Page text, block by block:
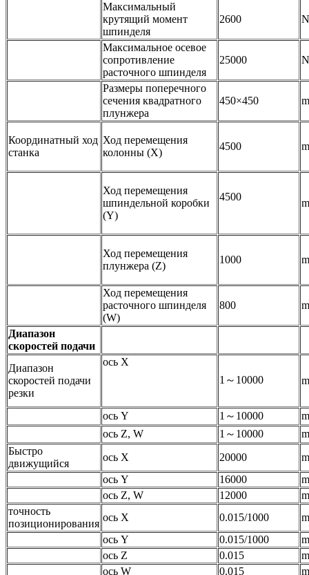
Максимальный
крутящий момент
шпинделя
2600
Максимальное осевое
сопротивление
расточного шпинделя
25000 N
Размеры поперечного
сечения квадратного
плунжера
450×450
Координатный ход
станка
Ход перемещения
колонны (X)
4500
Ход перемещения
шпиндельной коробки
(Y)
4500
Ход перемещения
плунжера (Z)
1000
Ход перемещения
расточного шпинделя
(W)
800
Диапазон
скоростей подачи
Диапазон
скоростей подачи
резки
ось X
1～10000
ось Y 1～10000
ось Z, W
1～10000
Быстро
движущийся
ось X 20000
ось Y
16000
ось Z, W
12000
точность
позиционирования
ось X 0.015/1000
ось Y
0.015/1000
ось Z
0.015
ось W
0.015